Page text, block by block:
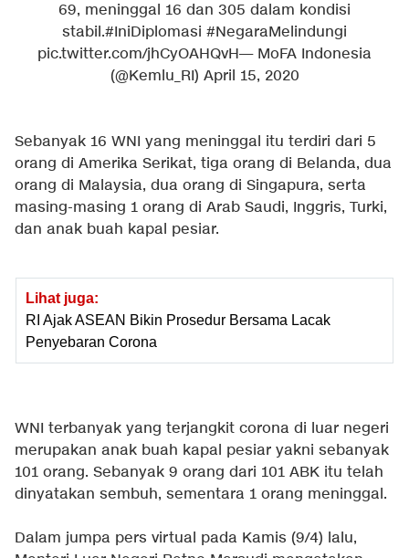
69, meninggal 16 dan 305 dalam kondisi
stabil.#IniDiplomasi #NegaraMelindungi
pic.twitter.com/jhCyOAHQvH— MoFA Indonesia
(@Kemlu_RI) April 15, 2020
Sebanyak 16 WNI yang meninggal itu terdiri dari 5
orang di Amerika Serikat, tiga orang di Belanda, dua
orang di Malaysia, dua orang di Singapura, serta
masing-masing 1 orang di Arab Saudi, Inggris, Turki,
dan anak buah kapal pesiar.
Lihat juga:
RI Ajak ASEAN Bikin Prosedur Bersama Lacak
Penyebaran Corona
WNI terbanyak yang terjangkit corona di luar negeri
merupakan anak buah kapal pesiar yakni sebanyak
101 orang. Sebanyak 9 orang dari 101 ABK itu telah
dinyatakan sembuh, sementara 1 orang meninggal.
Dalam jumpa pers virtual pada Kamis (9/4) lalu,